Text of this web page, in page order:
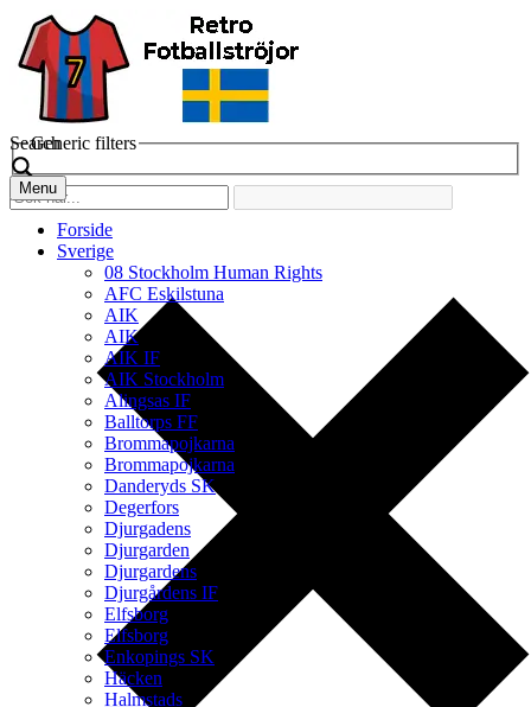
Search
Generic filters
Menu
Forside
Sverige
08 Stockholm Human Rights
AFC Eskilstuna
AIK
AIK
AIK IF
AIK Stockholm
Alingsas IF
Balltorps FF
Brommapojkarna
Brommapojkarna
Danderyds SK
Degerfors
Djurgadens
Djurgarden
Djurgardens
Djurgårdens IF
Elfsborg
Elfsborg
Enkopings SK
Häcken
Halmstads